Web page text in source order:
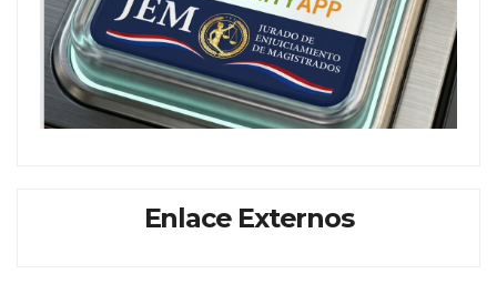
Enlace Externos